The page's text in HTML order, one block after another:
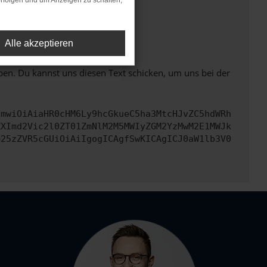
unterstützt werden.
Du kannst uns diesen Text schicken, um uns bei der
Alle akzeptieren